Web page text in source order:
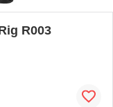
R003